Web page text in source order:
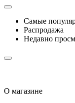
Самые
Распродажа
Недавно
О магазине